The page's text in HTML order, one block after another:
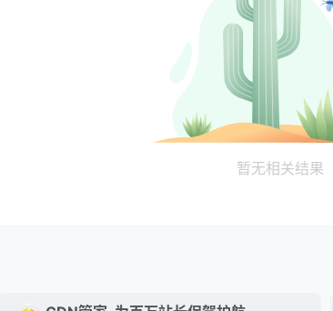
暂无相关结果